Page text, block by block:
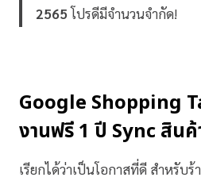
2565โปรดีมีจำนวนจำกัด!
Google Shopping
งานฟรี 1 ปี Sync สิน
เรียกได้ว่าเป็นโอกาสที่ดี สำหรับ